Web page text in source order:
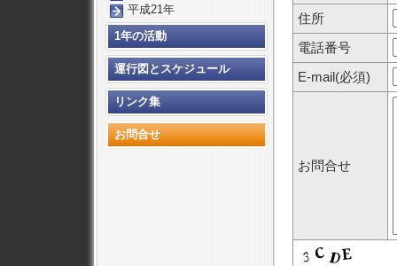
住所
電話番号
E-mail(必須)
お問合せ
平成21年
1年の活動
運行図とスケジュール
リンク集
お問合せ